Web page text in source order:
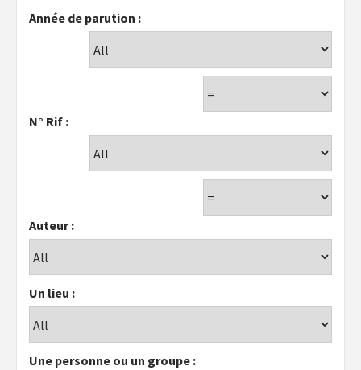
Année de parution :
N° Rif :
Auteur :
Un lieu :
Une personne ou un groupe :